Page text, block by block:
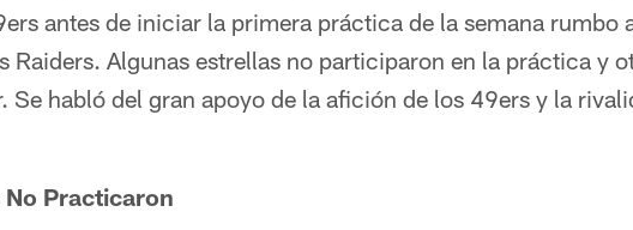
antes de iniciar la primera práctica de la semana rumbo
Raiders. Algunas estrellas no participaron en la práctica y
Se habló del gran apoyo de la afición de los 49ers y la
Practicaron